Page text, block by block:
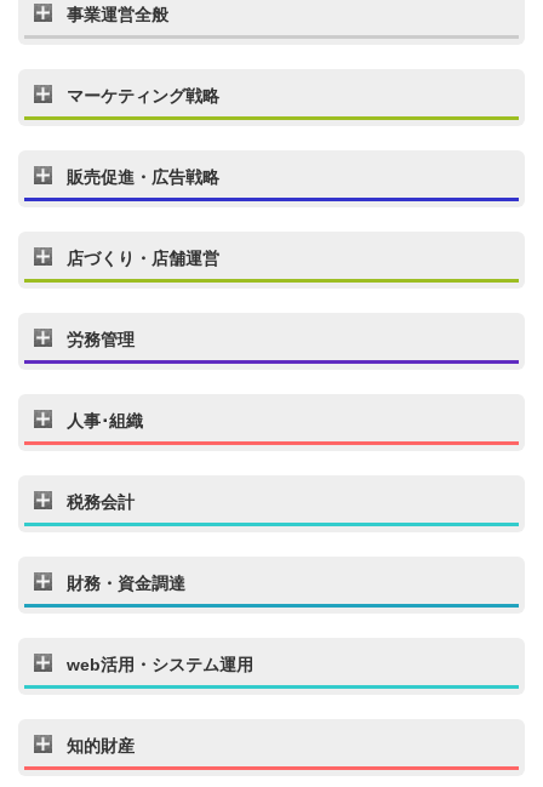
事業運営全般
マーケティング戦略
販売促進・広告戦略
店づくり・店舗運営
労務管理
人事･組織
税務会計
財務・資金調達
web活用・システム運用
知的財産